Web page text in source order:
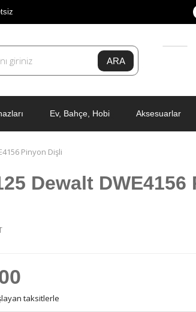
Ev, Bahçe, Hobi Aksesuarlar
Pinyon Dişli
Dewalt DWE4156
taksitlerle